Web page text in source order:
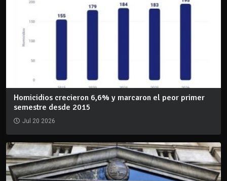
Homicidios crecieron 6,6% y marcaron el peor primer
semestre desde 2015
Jul 20 2026